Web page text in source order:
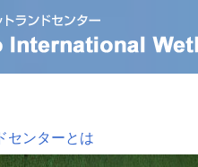
センターとは